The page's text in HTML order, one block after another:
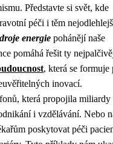
Představte si svět, kde
péči i těm
energie pohánějí naše
pomáhá řešit ty
, která se formuje
inovací.
která propojila
i vzdělávání. Nebo
poskytovat péči